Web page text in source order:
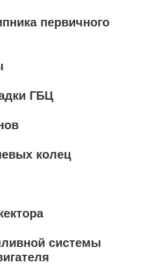
первичного
ГБЦ
колец
системы